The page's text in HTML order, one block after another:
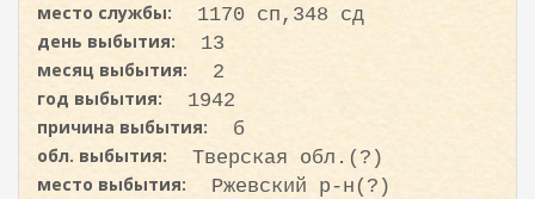
место службы:
1170 сп,348 сд
день выбытия:
13
месяц выбытия:
2
год выбытия:
1942
причина выбытия:
б
обл. выбытия:
Тверская обл.(?)
место выбытия:
Ржевский р-н(?)